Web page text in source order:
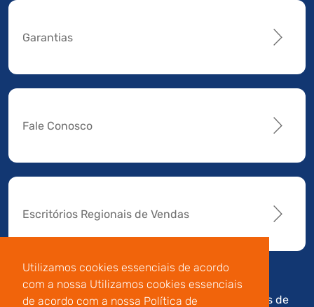
Utilizamos cookies essenciais de acordo
com a nossa Utilizamos cookies essenciais
de acordo com a nossa Política de
Garantias
Fale Conosco
Escritórios Regionais de Vendas
Av. Manoel da Nóbrega,
Termos de
Código de